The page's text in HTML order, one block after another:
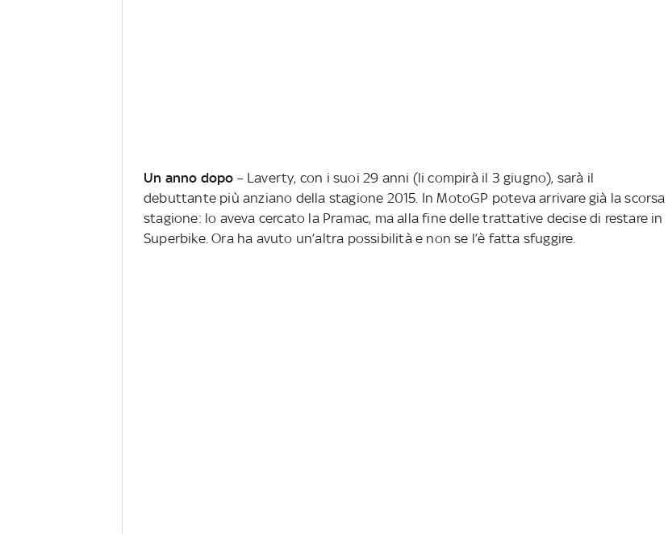
Un anno dopo – Laverty, con i suoi 29 anni (li compirà il 3 giugno), sarà il
debuttante più anziano della stagione 2015. In MotoGP poteva arrivare già la scorsa
stagione: lo aveva cercato la Pramac, ma alla fine delle trattative decise di restare in
Superbike. Ora ha avuto un’altra possibilità e non se l’è fatta sfuggire.